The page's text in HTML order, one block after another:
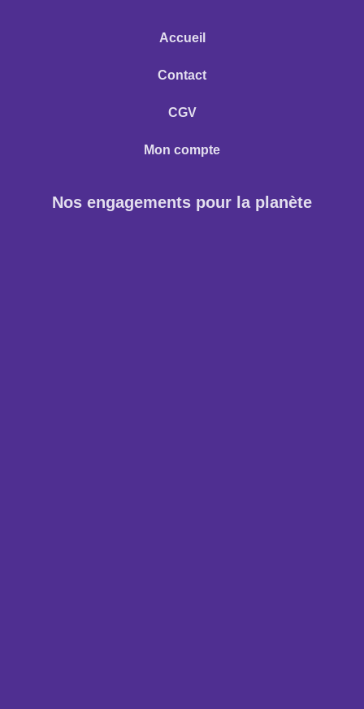
Accueil
Contact
CGV
Mon compte
Nos engagements pour la planète